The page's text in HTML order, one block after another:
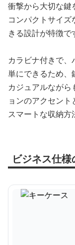
衝撃から大切な鍵
コンパクトサイ
きる設計が特徴で
カラビナ付きで
単にできるため、
カジュアルなが
ョンのアクセント
スマートな収納方
ビジネス仕